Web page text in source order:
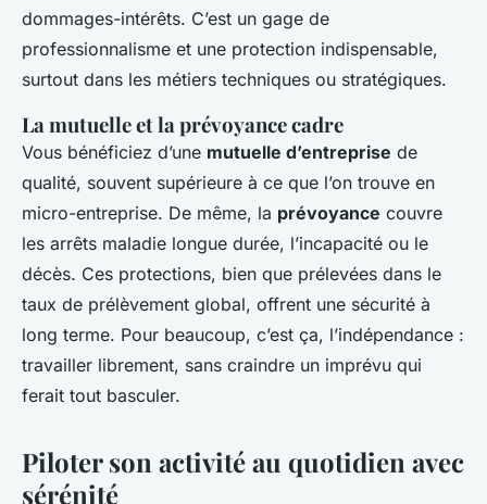
dommages-intérêts. C’est un gage de
professionnalisme et une protection indispensable,
surtout dans les métiers techniques ou stratégiques.
La mutuelle et la prévoyance cadre
Vous bénéficiez d’une mutuelle d’entreprise de
qualité, souvent supérieure à ce que l’on trouve en
micro-entreprise. De même, la prévoyance couvre
les arrêts maladie longue durée, l’incapacité ou le
décès. Ces protections, bien que prélevées dans le
taux de prélèvement global, offrent une sécurité à
long terme. Pour beaucoup, c’est ça, l’indépendance :
travailler librement, sans craindre un imprévu qui
ferait tout basculer.
Piloter son activité au quotidien avec
sérénité